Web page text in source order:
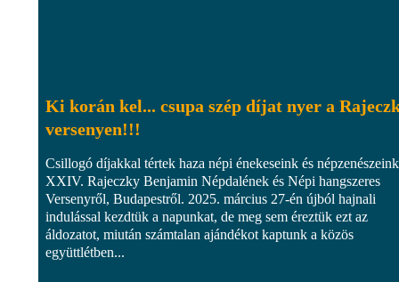
Ki korán kel... csupa szép díjat nyer a
versenyen!!!
Csillogó díjakkal tértek haza népi énekeseink és
XXIV. Rajeczky Benjamin Népdalének és Népi hangszeres
Versenyről, Budapestről. 2025. március 27-én újból hajnali
indulással kezdtük a napunkat, de meg sem éreztük ezt az
áldozatot, miután számtalan ajándékot kaptunk a közös
együttlétben...